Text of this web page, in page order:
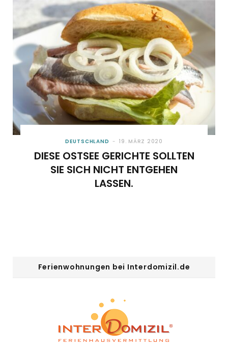
o
o
k
t
t
e
r
)
g
r
a
m
r
e
s
t
b
e
DEUTSCHLAND 19. MÄRZ 2020
DIESE OSTSEE GERICHTE SOLLTEN
SIE SICH NICHT ENTGEHEN
LASSEN.
Ferienwohnungen bei Interdomizil.de